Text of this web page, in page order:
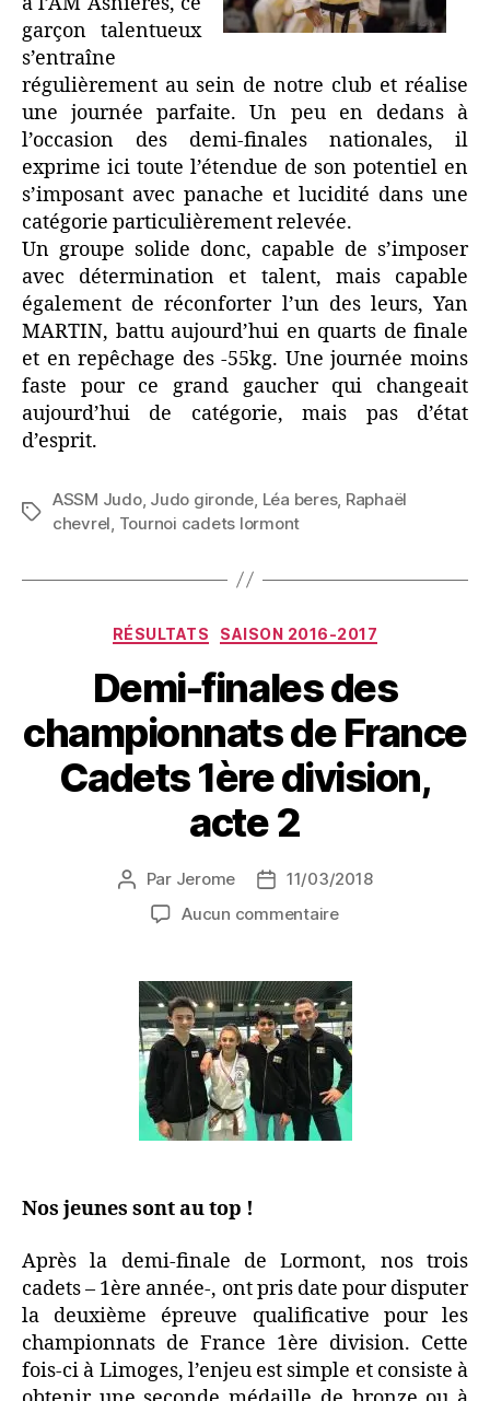
garçon talentueux
s’entraîne
régulièrement au sein de notre club et réalise
une journée parfaite. Un peu en dedans à
l’occasion des demi-finales nationales, il
exprime ici toute l’étendue de son potentiel en
s’imposant avec panache et lucidité dans une
catégorie particulièrement relevée.
Un groupe solide donc, capable de s’imposer
avec détermination et talent, mais capable
également de réconforter l’un des leurs, Yan
MARTIN, battu aujourd’hui en quarts de finale
et en repêchage des -55kg. Une journée moins
faste pour ce grand gaucher qui changeait
aujourd’hui de catégorie, mais pas d’état
d’esprit.
ASSM Judo, Judo gironde, Léa beres, Raphaël
chevrel, Tournoi cadets lormont
RÉSULTATS SAISON 2016-2017
Demi-finales des
championnats de France
Cadets 1ère division,
acte 2
Par Jerome
11/03/2018
Aucun commentaire
Nos jeunes sont au top !
Après la demi-finale de Lormont, nos trois
cadets – 1ère année-, ont pris date pour disputer
la deuxième épreuve qualificative pour les
championnats de France 1ère division. Cette
fois-ci à Limoges, l’enjeu est simple et consiste à